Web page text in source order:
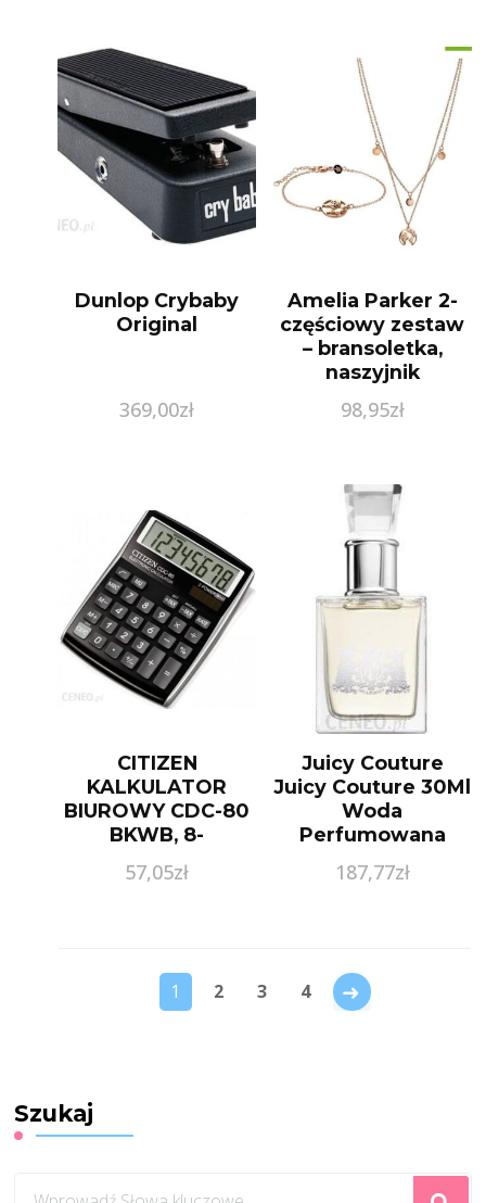
Dunlop Crybaby
Original
369,00zł
Amelia Parker 2-
częściowy zestaw
– bransoletka,
naszyjnik
98,95zł
CITIZEN
KALKULATOR
BIUROWY CDC-80
BKWB, 8-
CYFROWY,
135X80MM,
57,05zł
Juicy Couture
Juicy Couture 30Ml
Woda
Perfumowana
187,77zł
1 2 3 4
Szukaj